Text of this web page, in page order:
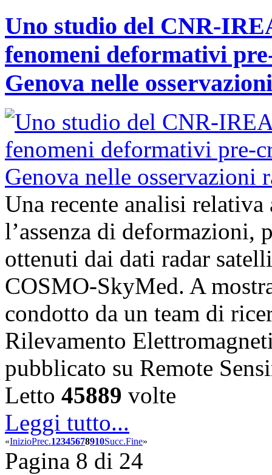
Uno studio del CNR-
fenomeni deformativi
Genova nelle
Una recente analisi
l’assenza di
ottenuti dai dati radar
COSMO-SkyMed. A
condotto da un team di
Rilevamento
pubblicato su Remote
Letto 45889 volte
Leggi tutto...
«InizioPrec.12345678910Succ.Fine»
Pagina 8 di 24